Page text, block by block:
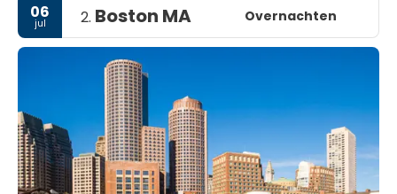
06
jul 2. Boston MA Overnachten